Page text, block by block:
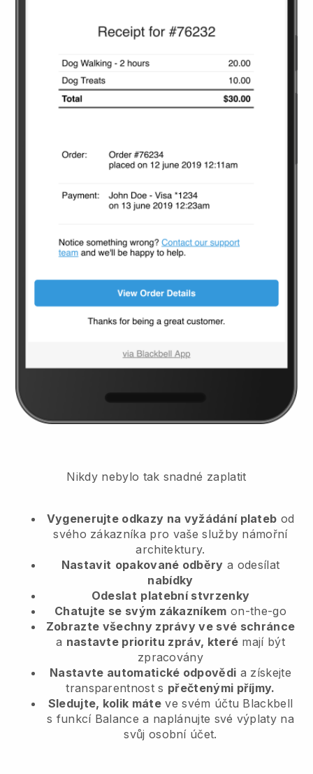
Nikdy nebylo tak snadné zaplatit
Vygenerujte odkazy na vyžádání plateb od
svého zákazníka pro vaše služby námořní
architektury.
Nastavit opakované odběry a odesílat
nabídky
Odeslat platební stvrzenky
Chatujte se svým zákazníkem on-the-go
Zobrazte všechny zprávy ve své schránce
a nastavte prioritu zpráv, které mají být
zpracovány
Nastavte automatické odpovědi a získejte
transparentnost s přečtenými příjmy.
Sledujte, kolik máte ve svém účtu Blackbell
s funkcí Balance a naplánujte své výplaty na
svůj osobní účet.